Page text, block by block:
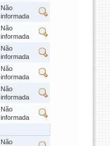
Não
informada
Não
informada
Não
informada
Não
informada
Não
informada
Não
informada
Não